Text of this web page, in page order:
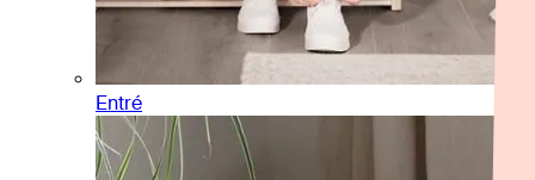
Entré